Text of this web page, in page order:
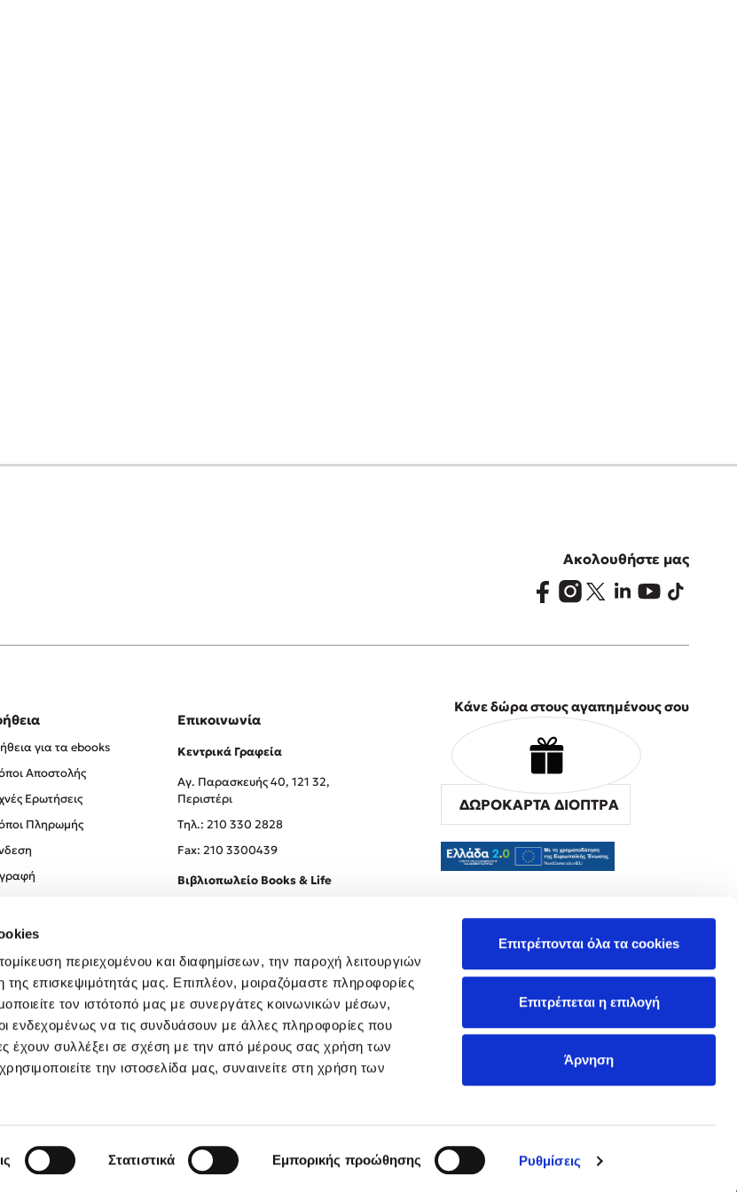
περιεχομένου και διαφημίσεων, την παροχή λειτουργιών
επισκεψιμότητάς μας. Επιπλέον, μοιραζόμαστε πληροφορίες
τον ιστότοπό μας με συνεργάτες κοινωνικών μέσων,
ενδεχομένως να τις συνδυάσουν με άλλες πληροφορίες που
έχουν συλλέξει σε σχέση με την από μέρους σας χρήση των
την ιστοσελίδα μας, συναινείτε στη χρήση των
Στατιστικά Εμπορικής προώθησης Ρυθμίσεις
Επιτρέπονται όλα τα cookies
Επιτρέπεται η επιλογή
Άρνηση
Ακολουθήστε μας
για τα ebooks
Αποστολής
Ερωτήσεις
Πληρωμής
Επικοινωνία
Κεντρικά Γραφεία
Αγ. Παρασκευής 40, 121 32,
Περιστέρι
Tηλ.: 210 330 2828
Fax: 210 3300439
Βιβλιοπωλείο Books & Life
Κάνε δώρα στους αγαπημένους σου
ΔΩΡΟΚΑΡΤΑ ΔΙΟΠΤΡΑ
Created by Powered by